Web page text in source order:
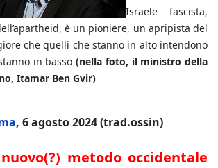
Israele fascista,
è un pioniere, un apripista del
che quelli che stanno in alto intendono
in basso(nella foto, il ministro della
Itamar Ben Gvir)
, 6 agosto 2024 (trad.ossin)
metodo occidentale